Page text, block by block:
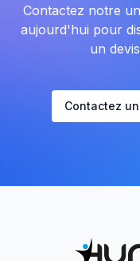
Contactez notre
aujourd'hui pour
un
Contactez